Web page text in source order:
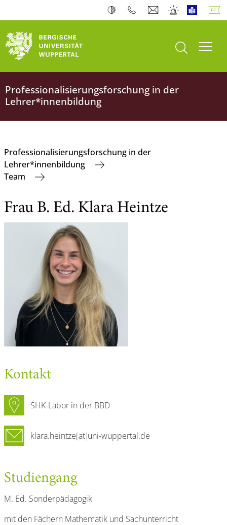
Suche öffnen
Professionalisierungsforschung in der
Lehrer*innenbildung
Professionalisierungsforschung in der
Lehrer*innenbildung
Team
Frau B. Ed. Klara Heintze
Kontakt
SHK-Labor in der BBD
klara.heintze[at]uni-wuppertal.de
Studiengang
M. Ed. Sonderpädagogik
mit den Fächern Mathematik und Sachunterricht